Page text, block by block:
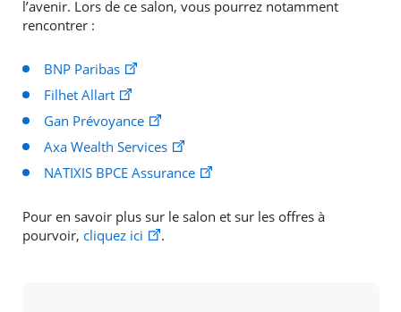
l’avenir. Lors de ce salon, vous pourrez notamment
rencontrer :
BNP Paribas
Filhet Allart
Gan Prévoyance
Axa Wealth Services
NATIXIS BPCE Assurance
Pour en savoir plus sur le salon et sur les offres à
pourvoir, cliquez ici .